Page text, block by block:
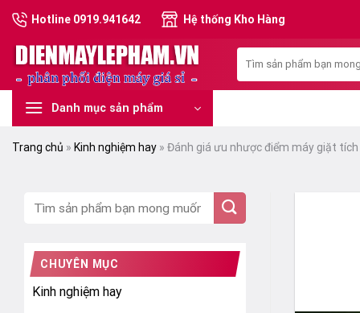
Skip
content
Hotline 0919.941642 Hệ thống Kho Hàng
kiếm:
Danh mục sản phẩm
Trang chủ » Kinh nghiệm hay » Đánh giá ưu nhược điểm máy giặt
CHUYÊN MỤC
Kinh nghiệm hay